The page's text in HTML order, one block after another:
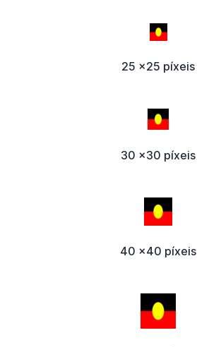
25 x25 píxeis
30 x30 píxeis
40 x40 píxeis